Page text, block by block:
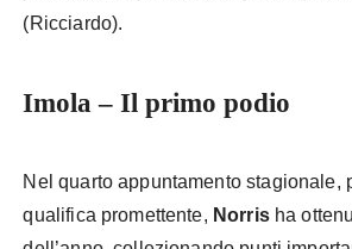
(Ricciardo).
Imola – Il primo podio
Nel quarto appuntamento stagionale,
qualifica promettente, Norrisha